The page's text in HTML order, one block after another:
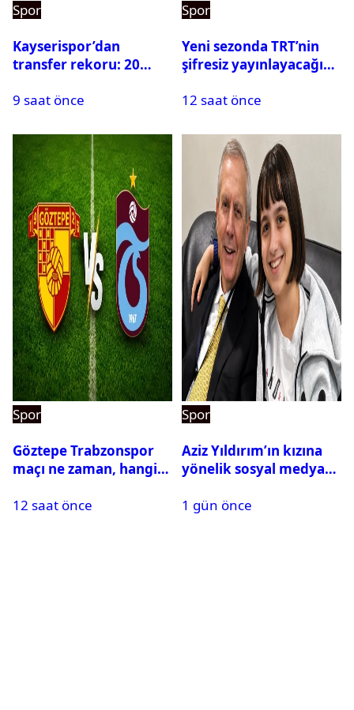
Spor
Kayserispor’dan
transfer rekoru: 20
9 saat önce
Spor
Yeni sezonda TRT’nin
şifresiz yayınlayacağı
12 saat önce
Spor
Göztepe Trabzonspor
maçı ne zaman, hangi
oynayacak mı?
12 saat önce
Spor
Aziz Yıldırım’ın kızına
yönelik sosyal medya
hakkında karar çıktı
1 gün önce